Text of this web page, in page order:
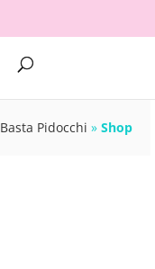
Basta Pidocchi » Shop